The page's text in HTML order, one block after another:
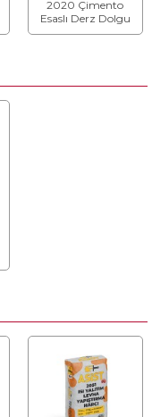
2020 Çimento
Esaslı Derz Dolgu
Malzemesi - Derz